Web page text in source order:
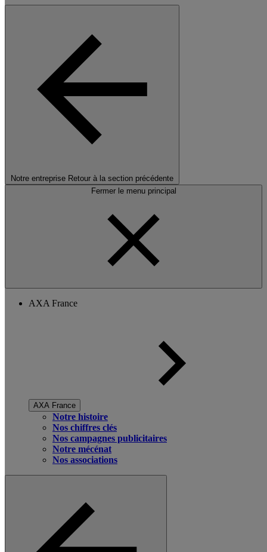
Notre entreprise Retour à la section précédente
Fermer le menu principal
AXA France
AXA France
Notre histoire
Nos chiffres clés
Nos campagnes publicitaires
Notre mécénat
Nos associations